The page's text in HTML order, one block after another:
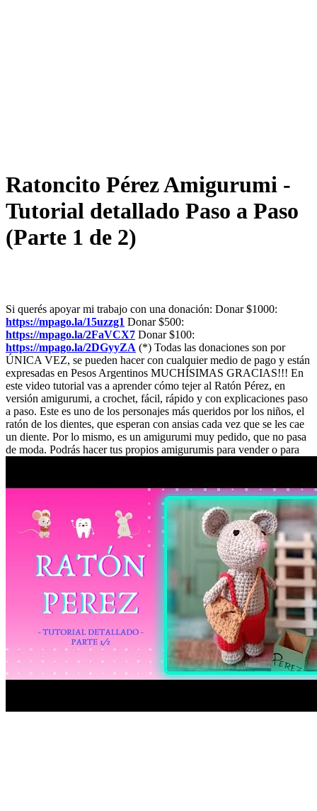
Ratoncito Pérez Amigurumi -
Tutorial detallado Paso a Paso
(Parte 1 de 2)
Si querés apoyar mi trabajo con una donación: Donar $1000:
https://mpago.la/15uzzg1 Donar $500:
https://mpago.la/2FaVCX7 Donar $100:
https://mpago.la/2DGyyZA (*) Todas las donaciones son por
ÚNICA VEZ, se pueden hacer con cualquier medio de pago y están
expresadas en Pesos Argentinos MUCHÍSIMAS GRACIAS!!! En
este video tutorial vas a aprender cómo tejer al Ratón Pérez, en
versión amigurumi, a crochet, fácil, rápido y con explicaciones paso
a paso. Este es uno de los personajes más queridos por los niños, el
ratón de los dientes, que esperan con ansias cada vez que se les cae
un diente. Por lo mismo, es un amigurumi muy pedido, que no pasa
de moda. Podrás hacer tus propios amigurumis para vender o para
media, pero con mis explicaciones detalladas paso a paso podrás
hacerlo desde la comodidad de tu casa sin inconvenientes. Lleva
muy poco material, por lo cual también es económico y muy
rentable para la venta. Para realizar este Ratoncito utilizamos hilo
100% algodón color gris, rosa y negro, y para rellenarlo utilizamos
vellón siliconado. Vas a necesitar también una aguja de crochet
número 3mm, una aguja lanera, un marcador de puntos, y una tijera
pequeña. Los puntos que vas a utilizar en este tutorial son: Anillo
mágico, punto bajo, punto cadena y punto enano. Puedes encontrar
los tutoriales paso a paso de cada uno de estos puntos en mi Canal.
No olvides subscribirte a mi canal y activar la campanita, es
totalmente gratis, para no perderte mis próximos videos! Y si te
gustó dale Like al video y dejame tus dudas en los comentarios!
Seguime en mis otras redes para estar en contacto!
https://www.instagram.com/losamigurumisdeagustina/
http://www.tiktok.com/@losamigurumisdeagustinaObra: Haz Que